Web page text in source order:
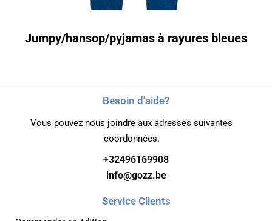
Jumpy/hansop/pyjamas à rayures bleues
Besoin d'aide?
Vous pouvez nous joindre aux adresses suivantes
coordonnées.
+32496169908
info@gozz.be
Service Clients